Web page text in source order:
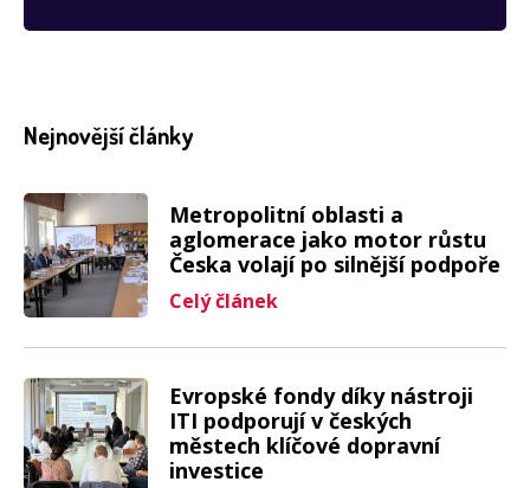
Nejnovější články
Metropolitní oblasti a
aglomerace jako motor růstu
Česka volají po silnější podpoře
Celý článek
Evropské fondy díky nástroji
ITI podporují v českých
městech klíčové dopravní
investice